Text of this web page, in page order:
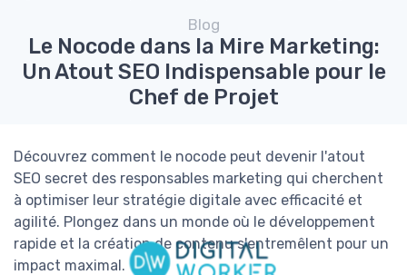
Blog
Le Nocode dans la Mire Marketing:
Un Atout SEO Indispensable pour le
Chef de Projet
Découvrez comment le nocode peut devenir l'atout
SEO secret des responsables marketing qui cherchent
à optimiser leur stratégie digitale avec efficacité et
agilité. Plongez dans un monde où le développement
rapide et la création de contenu s'entremêlent pour un
impact maximal.